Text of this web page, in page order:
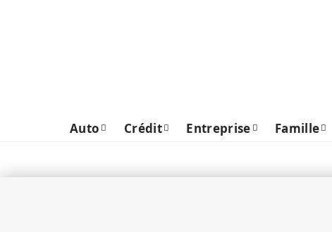
Auto Crédit Entreprise Famille